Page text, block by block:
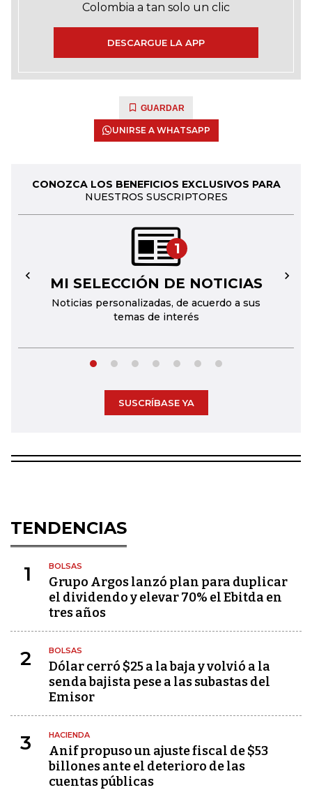
Colombia a tan solo un clic
DESCARGUE LA APP
GUARDAR
UNIRSE A WHATSAPP
CONOZCA LOS BENEFICIOS EXCLUSIVOS PARA
NUESTROS SUSCRIPTORES
1
MI SELECCIÓN DE NOTICIAS
Noticias personalizadas, de acuerdo a sus
temas de interés
← →
SUSCRÍBASE YA
TENDENCIAS
1 BOLSAS
Grupo Argos lanzó plan para duplicar
el dividendo y elevar 70% el Ebitda en
tres años
2 BOLSAS
Dólar cerró $25 a la baja y volvió a la
senda bajista pese a las subastas del
Emisor
3 HACIENDA
Anif propuso un ajuste fiscal de $53
billones ante el deterioro de las
cuentas públicas